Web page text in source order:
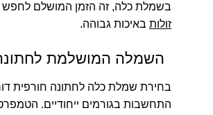
בשמלת כלה, זה הזמן המושלם לחפש
זולות באיכות גבוהה.
השמלה המושלמת
בחירת שמלת כלה לחתונה חורפית
התחשבות בגורמים ייחודיים.